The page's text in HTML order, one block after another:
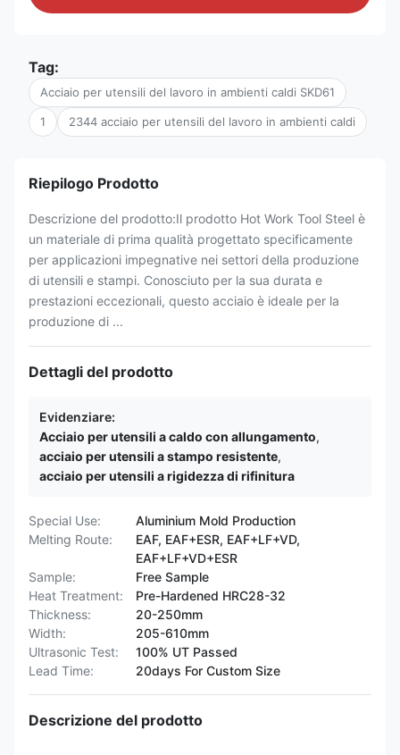
Tag:
Acciaio per utensili del lavoro in ambienti caldi SKD61
1 2344 acciaio per utensili del lavoro in ambienti caldi
Riepilogo Prodotto
Descrizione del prodotto:Il prodotto Hot Work Tool Steel è
un materiale di prima qualità progettato specificamente
per applicazioni impegnative nei settori della produzione
di utensili e stampi. Conosciuto per la sua durata e
prestazioni eccezionali, questo acciaio è ideale per la
produzione di ...
Dettagli del prodotto
Evidenziare:
Acciaio per utensili a caldo con allungamento,
acciaio per utensili a stampo resistente,
acciaio per utensili a rigidezza di rifinitura
Special Use:
Aluminium Mold Production
Melting Route:
EAF, EAF+ESR, EAF+LF+VD,
EAF+LF+VD+ESR
Sample:
Free Sample
Heat Treatment:
Pre-Hardened HRC28-32
Thickness:
20-250mm
Width:
205-610mm
Ultrasonic Test:
100% UT Passed
Lead Time:
20days For Custom Size
Descrizione del prodotto